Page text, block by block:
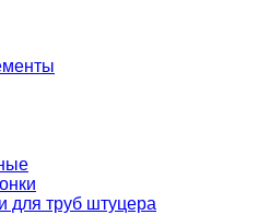
для труб штуцера